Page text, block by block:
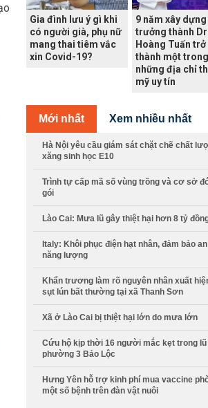
Gia đình lưu ý gì khi
có người già, phụ nữ
mang thai tiêm vắc
xin Covid-19?
9 năm xây dựng
trưởng thành Dr
Hoàng Tuấn trở
thành một trong
những địa chỉ
mỹ uy tín
Mới nhất Xem nhiều nhất
Hà Nội yêu cầu giám sát chặt chẽ chất
xăng sinh học E10
Trình tự cấp mã số vùng trồng và cơ sở
gói
Lào Cai: Mưa lũ gây thiệt hại hơn 8 tỷ
Italy: Khôi phục điện hạt nhân, đảm bảo
năng lượng
Khẩn trương làm rõ nguyên nhân xuất
sụt lún bất thường tại xã Thanh Sơn
Xã ở Lào Cai bị thiệt hại lớn do mưa lớn
Cứu hộ kịp thời 16 người mắc kẹt trong
phường 3 Bảo Lộc
Hưng Yên hỗ trợ kinh phí mua vaccine
một số bệnh trên đàn vật nuôi